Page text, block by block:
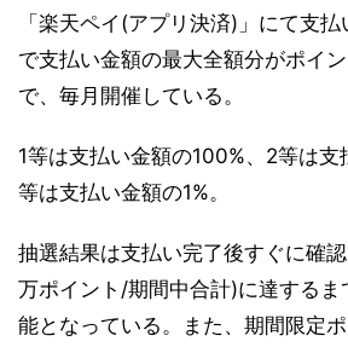
「楽天ペイ(アプリ決済)」にて支
で支払い金額の最大全額分がポイ
で、毎月開催している。
1等は支払い金額の100%、2等は
等は支払い金額の1%。
抽選結果は支払い完了後すぐに確
万ポイント/期間中合計)に達するま
能となっている。また、期間限定